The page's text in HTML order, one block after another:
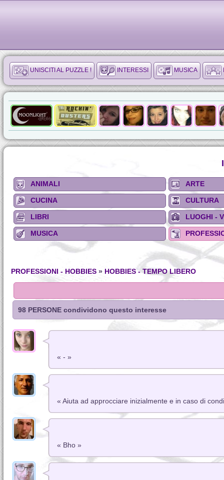
UNISCITI AL PUZZLE ! INTERESSI MUSICA
ANIMALI ARTE
CUCINA CULTURA
LIBRI LUOGHI -
MUSICA
PROFESSIONI - HOBBIES » HOBBIES - TEMPO LIBERO
98 PERSONE condividono questo interesse
« - »
« Aiuta ad approcciare inizialmente e in caso di
« Bho »